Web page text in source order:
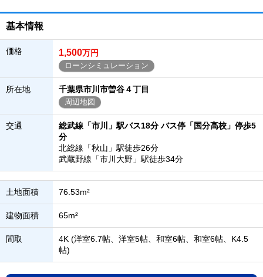
基本情報
価格 1,500万円
ローンシミュレーション
所在地 千葉県市川市曽谷４丁目
周辺地図
交通
総武線「市川」駅バス18分 バス停「国分高校」停歩5
分
北総線「秋山」駅徒歩26分
武蔵野線「市川大野」駅徒歩34分
土地面積 76.53m²
建物面積 65m²
間取
4K (洋室6.7帖、洋室5帖、和室6帖、和室6帖、K4.5
帖)